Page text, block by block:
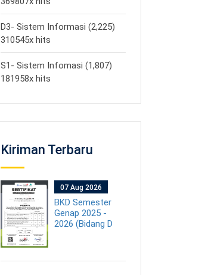
D3- Sistem Informasi (2,225)
310545x hits
S1- Sistem Infomasi (1,807)
181958x hits
Kiriman Terbaru
07 Aug 2026
BKD Semester
Genap 2025 -
2026 (Bidang D